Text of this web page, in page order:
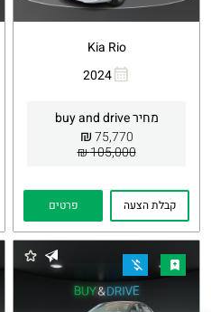
Kia Rio
2024
מחיר buy and drive
75,770
₪
105,000 ₪
Whatsapp
קבלת הצעה פרטים